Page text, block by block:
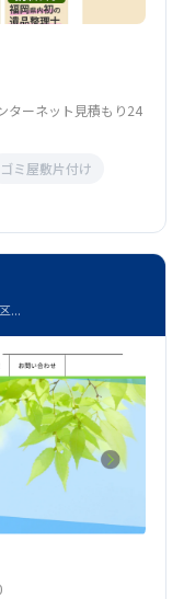
ーネット見積もり24
ゴミ屋敷片付け
...